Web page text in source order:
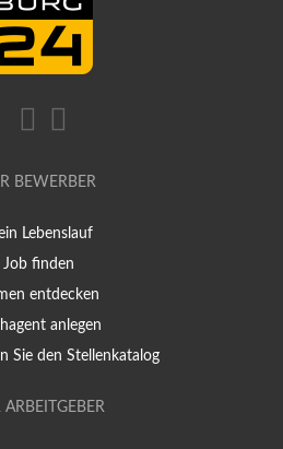
BEWERBER
Lebenslauf
Job finden
entdecken
anlegen
Sie den Stellenkatalog
ARBEITGEBER